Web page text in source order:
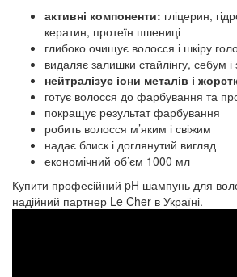
активні компоненти: гліцерин,
кератин, протеїн пшениці
глибоко очищує волосся і шкіру
видаляє залишки стайлінгу, себум
нейтралізує іони металів і
готує волосся до фарбування та
покращує результат фарбування
робить волосся м’яким і свіжим
надає блиск і доглянутий вигляд
економічний об’єм 1000 мл
Купити професійний pH шампунь для
надійний партнер Le Cher в Україні.